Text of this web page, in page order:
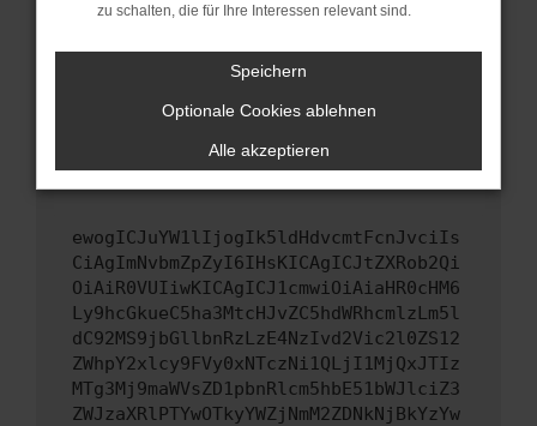
unterstützt werden.
Wende dich an den Webseitenbetreiber.
Wenn du alle oben genannten Schritte versucht
hast, kontaktiere uns bitte. Wir werden
versuchen, das Problem zu beheben. Du kannst
uns diesen Text schicken, um uns bei der
ewogICJuYW1lIjogIk5ldHdvcmtFcnJvciIs
CiAgImNvbmZpZyI6IHsKICAgICJtZXRob2Qi
OiAiR0VUIiwKICAgICJ1cmwiOiAiaHR0cHM6
Ly9hcGkueC5ha3MtcHJvZC5hdWRhcmlzLm5l
dC92MS9jbGllbnRzLzE4NzIvd2Vic2l0ZS12
ZWhpY2xlcy9FVy0xNTczNi1QLjI1MjQxJTIz
MTg3Mj9maWVsZD1pbnRlcm5hbE51bWJlciZ3
ZWJzaXRlPTYwOTkyYWZjNmM2ZDNkNjBkYzYw
zu schalten, die für Ihre Interessen relevant sind.
Speichern
Optionale Cookies ablehnen
Alle akzeptieren